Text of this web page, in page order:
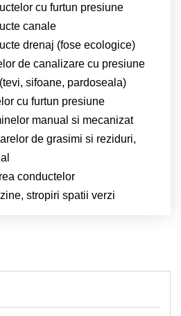
cu furtun presiune
canale
drenaj (fose ecologice)
de canalizare cu presiune
sifoane, pardoseala)
cu furtun presiune
manual si mecanizat
de grasimi si reziduri,
conductelor
stropiri spatii verzi